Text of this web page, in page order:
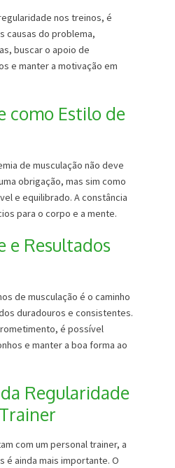
nos treinos, é
causas do problema,
buscar o apoio de
e manter a motivação em
como Estilo de
de musculação não deve
obrigação, mas sim como
e equilibrado. A constância
para o corpo e a mente.
e Resultados
de musculação é o caminho
duradouros e consistentes.
é possível
e manter a boa forma ao
Regularidade
com um personal trainer, a
é ainda mais importante. O